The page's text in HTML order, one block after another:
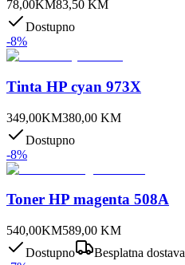
78,00KM83,50 KM
Dostupno
-8%
Tinta HP cyan 973X
349,00KM380,00 KM
Dostupno
-8%
Toner HP magenta 508A
540,00KM589,00 KM
Dostupno
Besplatna dostava